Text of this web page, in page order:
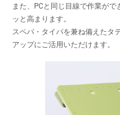
また、PCと同じ目線で作業が
ッと高まります。
スペパ・タイパを兼ね備えたタ
アップにご活用いただけます。